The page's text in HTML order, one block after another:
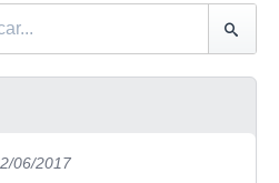
06/2017